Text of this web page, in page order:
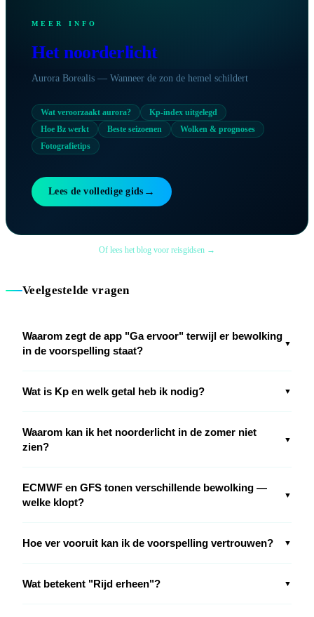
05:00
2.3
08:00
11:00
1.3
MEER INFO
Het noorderlicht
Aurora Borealis — Wanneer de zon de hemel schildert
Wat veroorzaakt aurora?
Kp-index uitgelegd
Hoe Bz werkt
Beste seizoenen
Wolken & prognoses
Fotografietips
Lees de volledige gids →
Of lees het blog voor reisgidsen →
Veelgestelde vragen
Waarom zegt de app "Ga ervoor" terwijl er bewolking
in de voorspelling staat?
▼
Wat is Kp en welk getal heb ik nodig? ▼
Waarom kan ik het noorderlicht in de zomer niet
zien?
▼
ECMWF en GFS tonen verschillende bewolking —
welke klopt?
▼
Hoe ver vooruit kan ik de voorspelling vertrouwen? ▼
Wat betekent "Rijd erheen"? ▼